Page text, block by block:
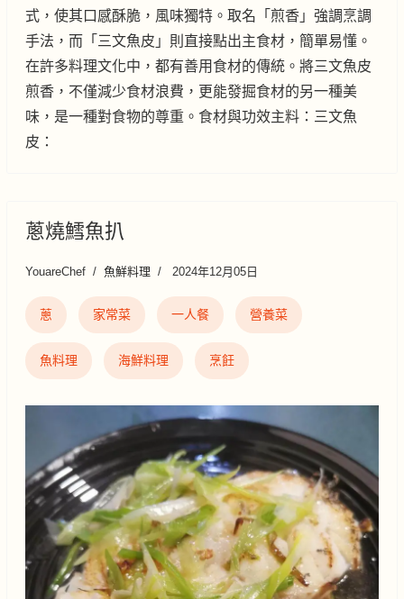
式，使其口感酥脆，風味獨特。取名「煎香」強調烹調
手法，而「三文魚皮」則直接點出主食材，簡單易懂。
在許多料理文化中，都有善用食材的傳統。將三文魚皮
煎香，不僅減少食材浪費，更能發掘食材的另一種美
味，是一種對食物的尊重。食材與功效主料：三文魚
皮：
蔥燒鱈魚扒
YouareChef 魚鮮料理 2024年12月05日
蔥 家常菜 一人餐 營養菜
魚料理 海鮮料理 烹飪